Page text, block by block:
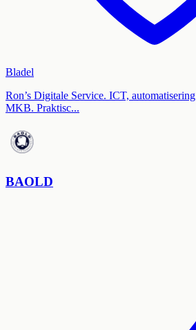
Bladel
Ron’s Digitale Service. ICT,
MKB. Praktisc...
BAOLD